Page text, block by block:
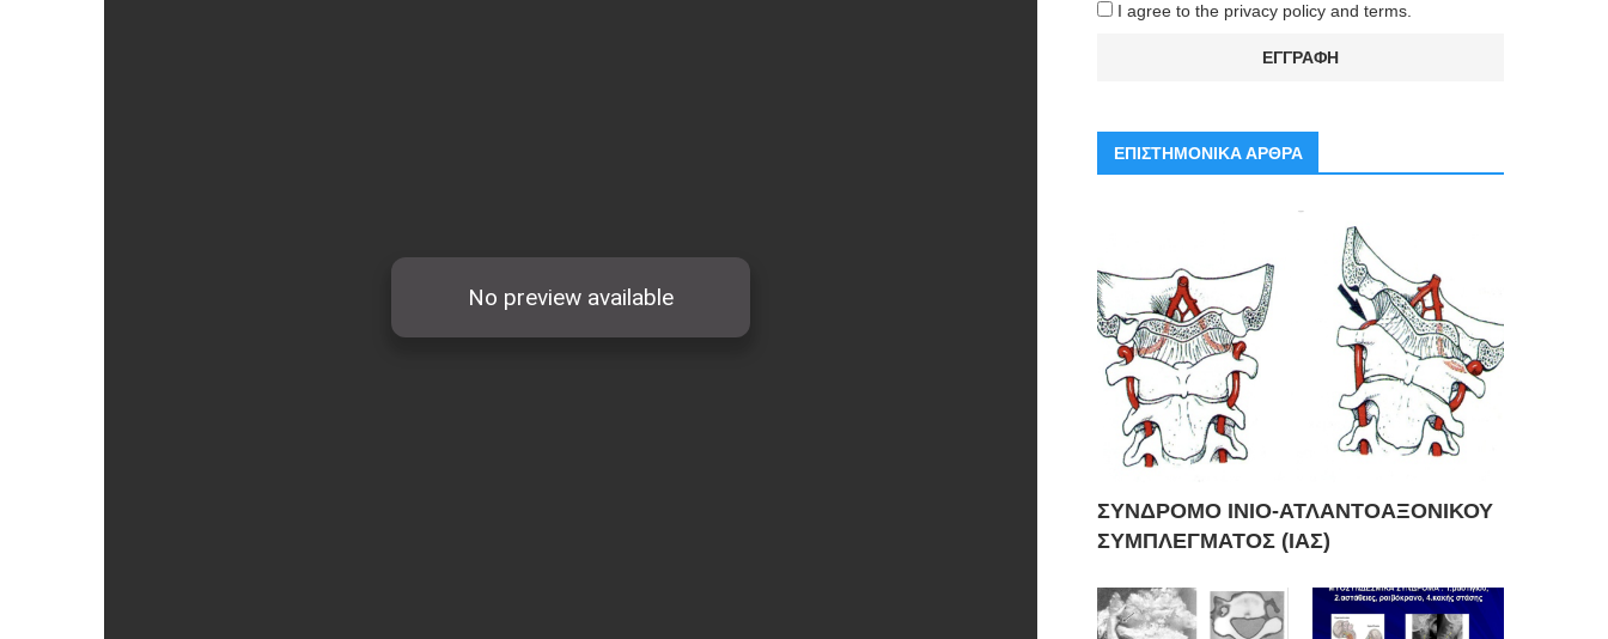
I agree to the privacy policy and terms.
ΕΠΙΣΤΗΜΟΝΙΚΑ ΑΡΘΡΑ
ΣΥΝΔΡΟΜΟ ΙΝΙΟ-ΑΤΛΑΝΤΟΑΞΟΝΙΚΟΥ
ΣΥΜΠΛΕΓΜΑΤΟΣ (ΙΑΣ)